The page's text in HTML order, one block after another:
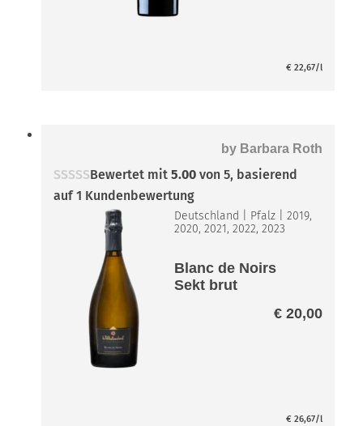
€ 22,67/l
by Barbara Roth
Bewertet mit5.00 von 5, basierend
auf1 Kundenbewertung
Deutschland Pfalz |2019,
2020, 2021, 2022, 2023
Blanc de Noirs
Sekt brut
€20,00
€ 26,67/l